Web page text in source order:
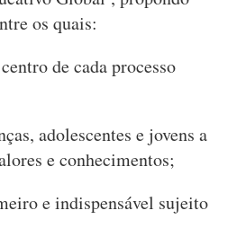
os quais:
de cada processo
adolescentes e jovens a
e conhecimentos;
e indispensável sujeito